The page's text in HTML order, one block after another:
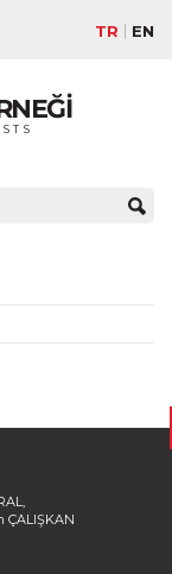
TR EN
ÇALIŞKAN